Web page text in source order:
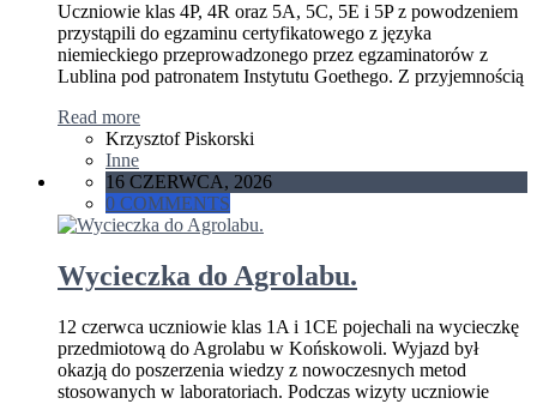
Uczniowie klas 4P, 4R oraz 5A, 5C, 5E i 5P z powodzeniem
przystąpili do egzaminu certyfikatowego z języka
niemieckiego przeprowadzonego przez egzaminatorów z
Lublina pod patronatem Instytutu Goethego. Z przyjemnością
Read more
Krzysztof Piskorski
Inne
16 CZERWCA, 2026
0 COMMENTS
Wycieczka do Agrolabu.
12 czerwca uczniowie klas 1A i 1CE pojechali na wycieczkę
przedmiotową do Agrolabu w Końskowoli. Wyjazd był
okazją do poszerzenia wiedzy z nowoczesnych metod
stosowanych w laboratoriach. Podczas wizyty uczniowie